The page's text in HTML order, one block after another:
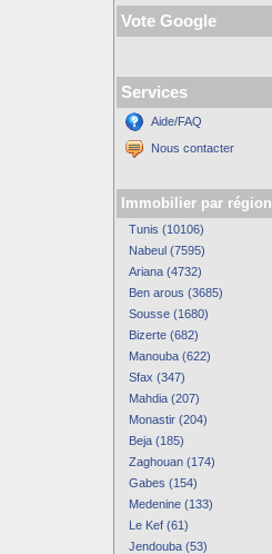
Vote Google
Services
Aide/FAQ
Nous contacter
Immobilier par région
Tunis (10106)
Nabeul (7595)
Ariana (4732)
Ben arous (3685)
Sousse (1680)
Bizerte (682)
Manouba (622)
Sfax (347)
Mahdia (207)
Monastir (204)
Beja (185)
Zaghouan (174)
Gabes (154)
Medenine (133)
Le Kef (61)
Jendouba (53)